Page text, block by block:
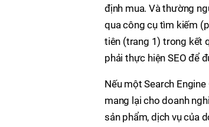
định mua. Và thường
qua công cụ tìm kiếm
tiên (trang 1) trong kết
phải thực hiện SEO để
Nếu một Search
mang lại cho doanh
sản phẩm, dịch vụ của